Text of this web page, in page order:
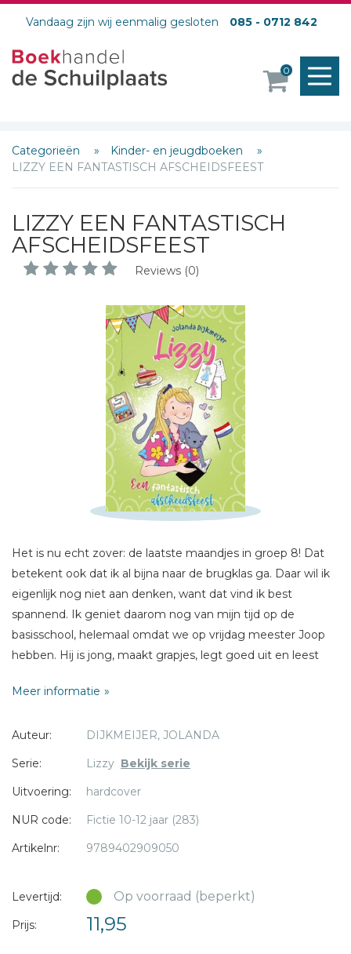
Vandaag zijn wij eenmalig gesloten 085 - 0712 842
0
Categorieën
Kinder- en jeugdboeken
LIZZY EEN FANTASTISCH AFSCHEIDSFEEST
LIZZY EEN FANTASTISCH
AFSCHEIDSFEEST
Reviews (0)
Het is nu echt zover: de laatste maandjes in groep 8! Dat
betekent ook dat ik al bijna naar de brugklas ga. Daar wil ik
eigenlijk nog niet aan denken, want dat vind ik best
spannend. Ik geniet daarom nog van mijn tijd op de
basisschool, helemaal omdat we op vrijdag meester Joop
hebben. Hij is jong, maakt grapjes, legt goed uit en leest
bedenken voor ons afscheidsfeest. Mocht je nou denken
het mis. Iedereen wil wat anders en het is een complete
chaos. Hoe moet dit ooit goedkomen? We kunnen toch
geworden!
Meer informatie
Auteur:
DIJKMEIJER, JOLANDA
Serie:
Lizzy Bekijk serie
Uitvoering:
hardcover
NUR code:
Fictie 10-12 jaar (283)
Artikelnr:
9789402909050
Levertijd: Op voorraad (beperkt)
Prijs: 11,95
Schrijf hieronder je review!
E-mail *
Titel *
Bericht *
* = verplicht